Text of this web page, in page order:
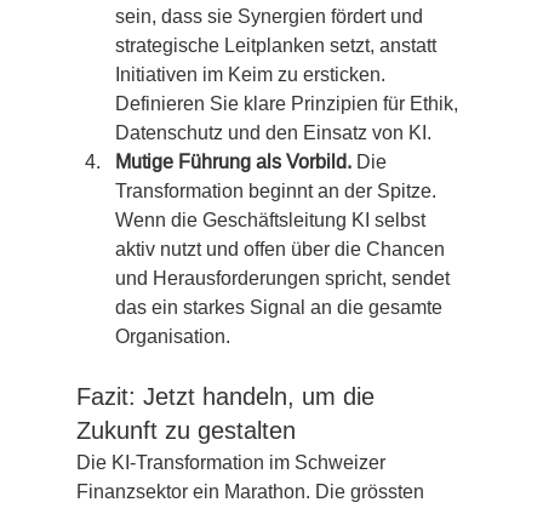
sein, dass sie Synergien fördert und
strategische Leitplanken setzt, anstatt
Initiativen im Keim zu ersticken.
Definieren Sie klare Prinzipien für Ethik,
Datenschutz und den Einsatz von KI.
Mutige Führung als Vorbild. Die
Transformation beginnt an der Spitze.
Wenn die Geschäftsleitung KI selbst
aktiv nutzt und offen über die Chancen
und Herausforderungen spricht, sendet
das ein starkes Signal an die gesamte
Organisation.
Fazit: Jetzt handeln, um die
Zukunft zu gestalten
Die KI-Transformation im Schweizer
Finanzsektor ein Marathon. Die grössten